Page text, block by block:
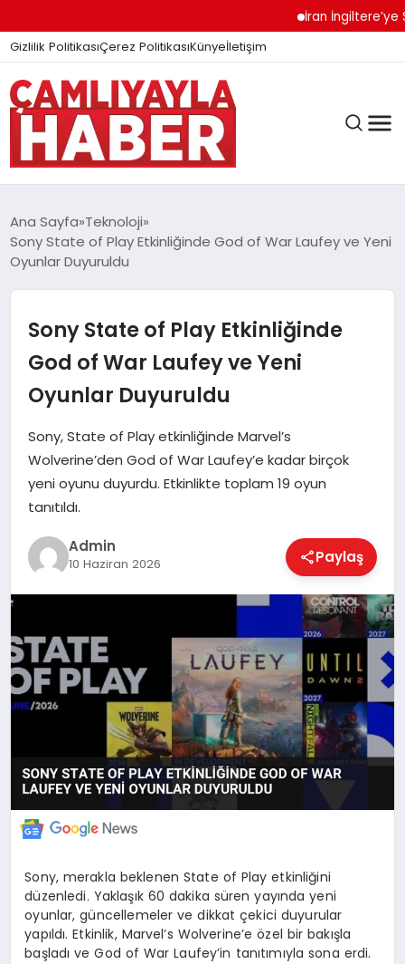
İran İngiltere’ye Sert
Gizlilik PolitikasıÇerez PolitikasıKünyeİletişim
GÜNDEM
DÜNYA
EĞITIM
EKONOMI
MAGAZIN
SPOR
Ana Sayfa Teknoloji
Sony State of Play Etkinliğinde God of War Laufey ve Yeni
Oyunlar Duyuruldu
Sony State of Play Etkinliğinde
God of War Laufey ve Yeni
Oyunlar Duyuruldu
Sony, State of Play etkinliğinde Marvel’s
Wolverine’den God of War Laufey’e kadar birçok
yeni oyunu duyurdu. Etkinlikte toplam 19 oyun
tanıtıldı.
Admin
10 Haziran 2026 Paylaş
Sony, merakla beklenen State of Play etkinliğini
düzenledi. Yaklaşık 60 dakika süren yayında yeni
oyunlar, güncellemeler ve dikkat çekici duyurular
yapıldı. Etkinlik, Marvel’s Wolverine’e özel bir bakışla
başladı ve God of War Laufey’in tanıtımıyla sona erdi.